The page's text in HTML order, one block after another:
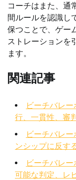
コーチはまた、通
間ルールを認識し
保つことで、ゲー
ストレーションを
ます。
関連記事
ビーチバレ
行、一貫性、審
ビーチバレ
ンシップに反す
ビーチバレ
可能な判定、レ